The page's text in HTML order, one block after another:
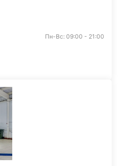
Пн-Вс: 09:00 - 21:00